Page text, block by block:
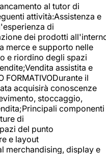
al tutor di
attività:Assistenza e
di
dei prodotti
merce e supporto nelle
e riordino degli spazi
assistita e
FORMATIVODurante il
acquisirà conoscenze
stoccaggio,
componenti
di
del punto
e layout
merchandising, display e